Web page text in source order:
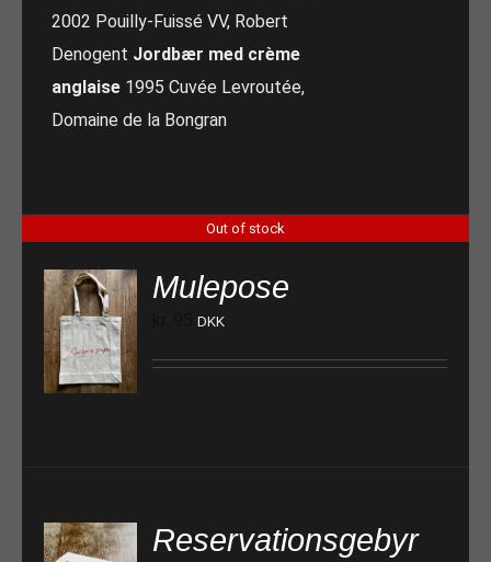
2002 Pouilly-Fuissé VV, Robert
Denogent Jordbær med crème
anglaise 1995 Cuvée Levroutée,
Domaine de la Bongran
Out of stock
Mulepose
DKK
Reservationsgebyr